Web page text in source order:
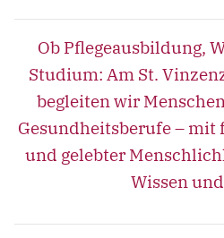
Ob Pflegeausbildung,
Studium: Am St.
begleiten wir
Gesundheitsberufe – mit
und gelebter
Wissen